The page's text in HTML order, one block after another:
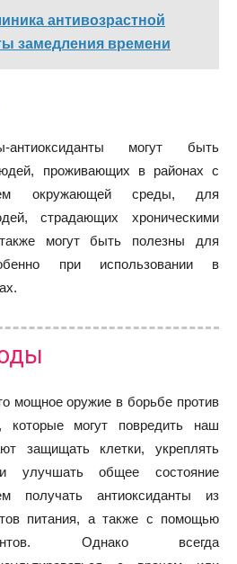
антивозрастной
замедления времени
антиоксиданты могут быть
проживающих в районах с
окружающей среды, для
страдающих хроническими
могут быть полезны для
при использовании в
мощное оружие в борьбе против
которые могут повредить наш
защищать клетки, укреплять
улучшать общее состояние
получать антиоксиданты из
питания, а также с помощью
Однако всегда